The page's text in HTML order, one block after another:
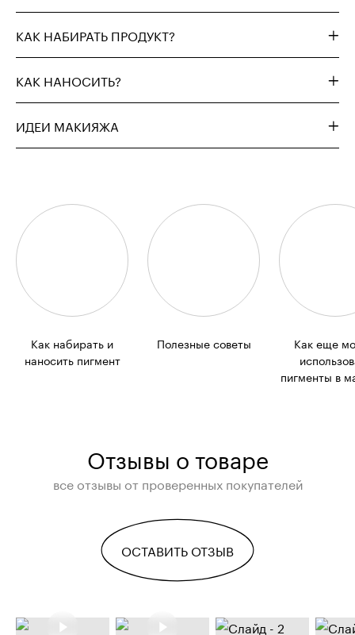
КАК НАБИРАТЬ ПРОДУКТ?
КАК НАНОСИТЬ?
ИДЕИ МАКИЯЖА
Как набирать и
наносить пигмент
Полезные советы
Как еще
пигменты в
Отзывы о товаре
все отзывы от проверенных покупателей
ОСТАВИТЬ ОТЗЫВ